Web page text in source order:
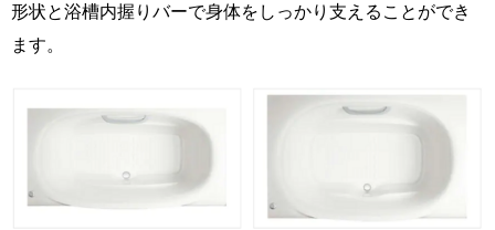
形状と浴槽内握りバーで身体をしっかり支えることができ
ます。